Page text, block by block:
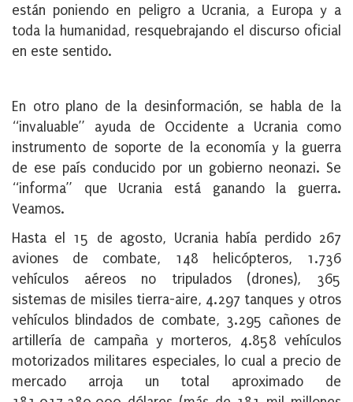
están poniendo en peligro a Ucrania, a Europa y a
toda la humanidad, resquebrajando el discurso oficial
en este sentido.
En otro plano de la desinformación, se habla de la
“invaluable” ayuda de Occidente a Ucrania como
instrumento de soporte de la economía y la guerra
de ese país conducido por un gobierno neonazi. Se
“informa” que Ucrania está ganando la guerra.
Veamos.
Hasta el 15 de agosto, Ucrania había perdido 267
aviones de combate, 148 helicópteros, 1.736
vehículos aéreos no tripulados (drones), 365
sistemas de misiles tierra-aire, 4.297 tanques y otros
vehículos blindados de combate, 3.295 cañones de
artillería de campaña y morteros, 4.858 vehículos
motorizados militares especiales, lo cual a precio de
mercado arroja un total aproximado de